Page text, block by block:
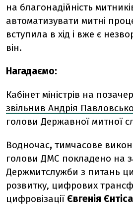
на благонадійність
автоматизувати митні
вступила в хід і вже є
він.
Нагадаємо:
Кабінет міністрів на
звільнив Андрія
голови Державної митної
Водночас, тимчасове
голови ДМС покладено на
Держмитслужби з питань
розвитку, цифрових
цифровізації Євгенія Єнтіса